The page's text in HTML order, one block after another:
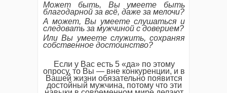
Может быть, Вы умеете быть
благодарной за всё, даже за мелочи?
А может, Вы умеете слушаться и
следовать за мужчиной с доверием?
Или Вы умеете служить, сохраняя
собственное достоинство?
Если у Вас есть 5 «да» по этому
опросу, то Вы — вне конкуренции, и в
Вашей жизни обязательно появится
достойный мужчина, потому что эти